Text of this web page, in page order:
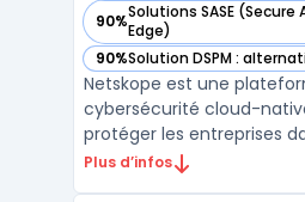
90%Solutions SASE (Secure
Edge)
— voir Netskope dans cette
90%Solution DSPM :
— voir Netskope dans cette
Netskope est une
cybersécurité cloud-
protéger les entreprises
transformation
Plus d’infos